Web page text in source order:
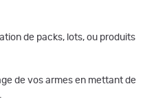
de packs, lots, ou produits
de vos armes en mettant de